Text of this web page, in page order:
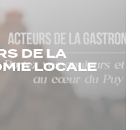
DE LA
LOCALE